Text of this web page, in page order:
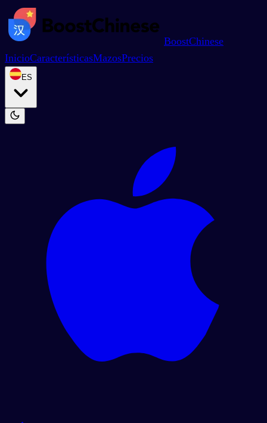
BoostChinese
InicioCaracterísticasMazosPrecios
ES